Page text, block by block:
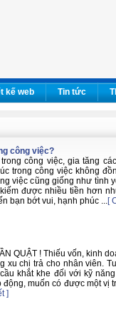
kế web Tin tức
công việc?
công việc, gia tăng
trong công việc không
việc cũng giống như tình
được nhiều tiền hơn
bạn bớt vui, hạnh phúc ...[
QUẬT ! Thiếu vốn, kinh
xu chi trả cho nhân viên.
khắt khe đối với kỹ
muốn có được một vị
]